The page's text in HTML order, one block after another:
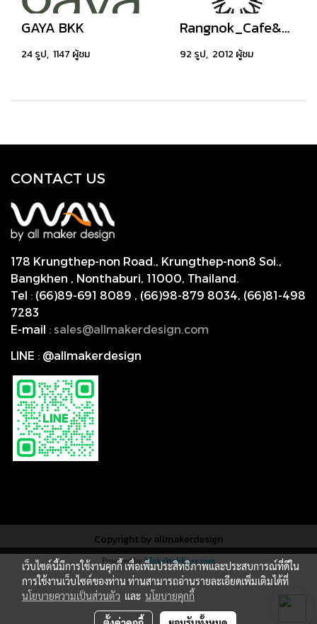
GAYA BKK
24 รูป, 1147 ผู้ชม
Rangnok_Cafe&Bar
92 รูป, 2012 ผู้ชม
CONTACT US
178 Krungthep-non Road., Krungthep-non8 Soi.,
Bangkhen , Nonthaburi, 11000, Thailand.
Tel : (66)89-691 8089 , (66)98-879 8034, (66)81-498
7283
E-mail : sales@allmakerdesign.com
LINE : @allmakerdesign
Copyright by allmakerdesign
Powered by MakeWebEasy.com
เว็บไซต์นี้มีการใช้งานคุกกี้ เพื่อเพิ่มประสิทธิภาพและประสบการณ์ที่ดีใน
การใช้งานเว็บไซต์ของท่าน ท่านสามารถอ่านรายละเอียดเพิ่มเติมได้ที่
นโยบายความเป็นส่วนตัว และ นโยบายคุกกี้